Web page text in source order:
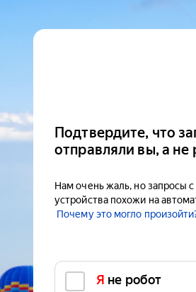
Подтвердите, что
отправляли вы, а не
Нам очень жаль, но запросы
устройства похожи на
Почему это могло
Я не робот